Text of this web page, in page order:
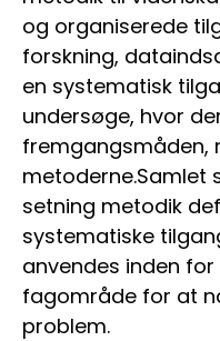
og organiserede
forskning,
en systematisk
undersøge, hvor
fremgangsmåden,
metoderne.Samlet
setning metodik
systematiske
anvendes inden
fagområde for at
problem.